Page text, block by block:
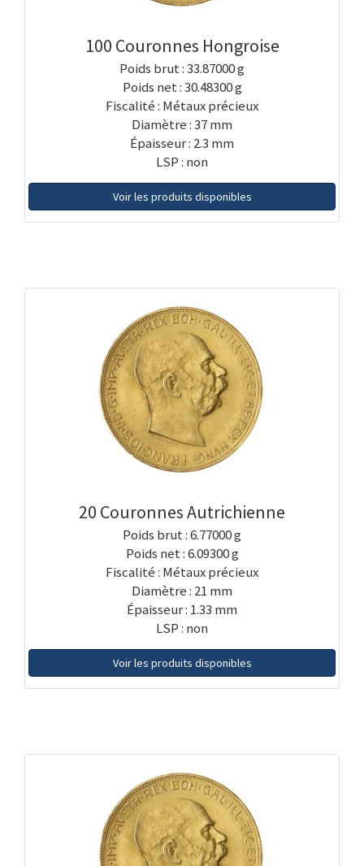
100 Couronnes Hongroise
Poids brut : 33.87000 g
Poids net : 30.48300 g
Fiscalité : Métaux précieux
Diamètre : 37 mm
Épaisseur : 2.3 mm
LSP : non
Voir les produits disponibles
20 Couronnes Autrichienne
Poids brut : 6.77000 g
Poids net : 6.09300 g
Fiscalité : Métaux précieux
Diamètre : 21 mm
Épaisseur : 1.33 mm
LSP : non
Voir les produits disponibles